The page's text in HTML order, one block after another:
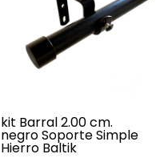
kit Barral 2.00 cm.
negro Soporte Simple
Hierro Baltik